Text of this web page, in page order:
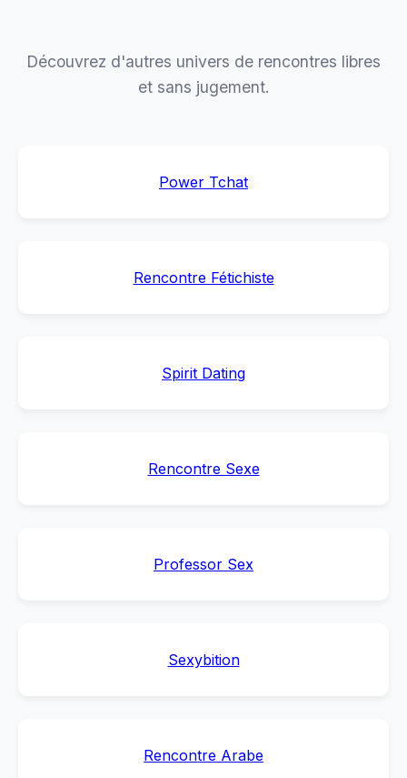
Découvrez d'autres univers de rencontres libres
et sans jugement.
Power Tchat
Rencontre Fétichiste
Spirit Dating
Rencontre Sexe
Professor Sex
Sexybition
Rencontre Arabe